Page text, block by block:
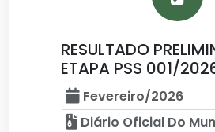
RESULTADO
ETAPA PSS 001/
Fevereiro/2026
Diário Oficial Do